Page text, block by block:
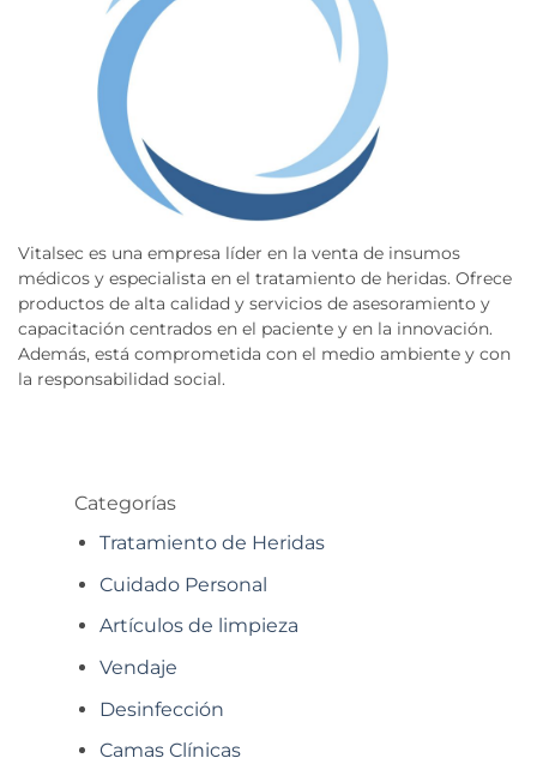
Vitalsec es una empresa líder en la venta de insumos
médicos y especialista en el tratamiento de heridas. Ofrece
productos de alta calidad y servicios de asesoramiento y
capacitación centrados en el paciente y en la innovación.
Además, está comprometida con el medio ambiente y con
la responsabilidad social.
Categorías
Tratamiento de Heridas
Cuidado Personal
Artículos de limpieza
Vendaje
Desinfección
Camas Clínicas